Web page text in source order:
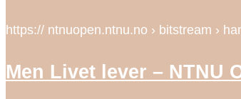
https:// ntnuopen.ntnu.no › bitstream ›
Men Livet lever – NTNU